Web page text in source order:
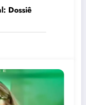
Dossiê